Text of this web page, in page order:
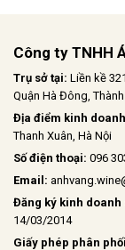
Công ty TNHH
Trụ sở tại: Liền kề
Quận Hà Đông,
Địa điểm kinh
Thanh Xuân, Hà Nội
Số điện thoại: 096
Email:
Đăng ký kinh doanh
14/03/2014
Giấy phép phân